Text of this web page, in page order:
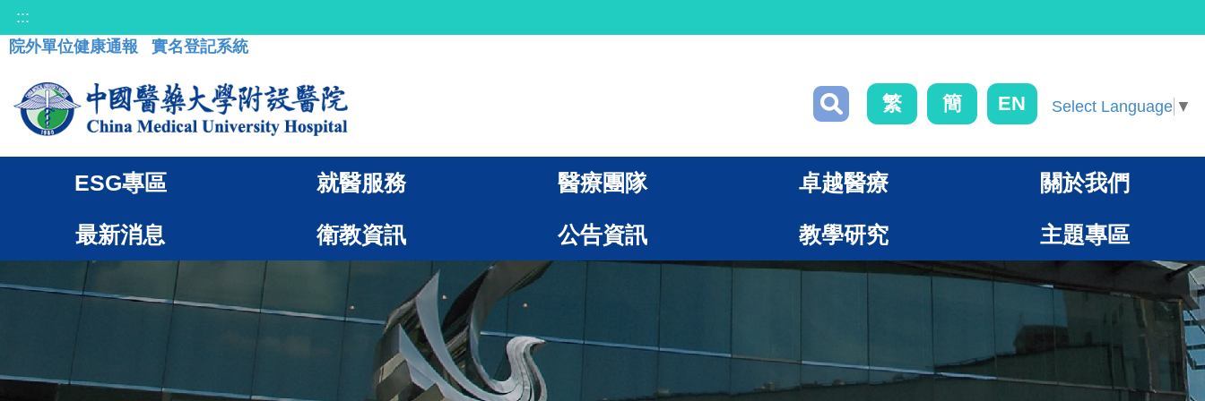
:::
院外單位健康通報
實名登記系統
繁 簡 EN Select Language ▼
ESG專區 就醫服務 醫療團隊 卓越醫療 關於我們
最新消息 衛教資訊 公告資訊 教學研究 主題專區